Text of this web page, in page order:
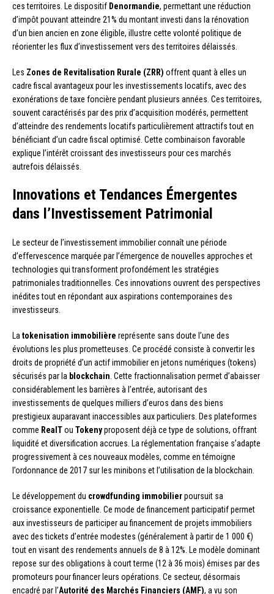
ces territoires. Le dispositif Denormandie, permettant une réduction
d’impôt pouvant atteindre 21% du montant investi dans la rénovation
d’un bien ancien en zone éligible, illustre cette volonté politique de
réorienter les flux d’investissement vers des territoires délaissés.
Les Zones de Revitalisation Rurale (ZRR) offrent quant à elles un
cadre fiscal avantageux pour les investissements locatifs, avec des
exonérations de taxe foncière pendant plusieurs années. Ces territoires,
souvent caractérisés par des prix d’acquisition modérés, permettent
d’atteindre des rendements locatifs particulièrement attractifs tout en
bénéficiant d’un cadre fiscal optimisé. Cette combinaison favorable
explique l’intérêt croissant des investisseurs pour ces marchés
autrefois délaissés.
Innovations et Tendances Émergentes
dans l’Investissement Patrimonial
Le secteur de l’investissement immobilier connaît une période
d’effervescence marquée par l’émergence de nouvelles approches et
technologies qui transforment profondément les stratégies
patrimoniales traditionnelles. Ces innovations ouvrent des perspectives
inédites tout en répondant aux aspirations contemporaines des
investisseurs.
Latokenisation immobilière représente sans doute l’une des
évolutions les plus prometteuses. Ce procédé consiste à convertir les
droits de propriété d’un actif immobilier en jetons numériques (tokens)
sécurisés par la blockchain. Cette fractionnalisation permet d’abaisser
considérablement les barrières à l’entrée, autorisant des
investissements de quelques milliers d’euros dans des biens
prestigieux auparavant inaccessibles aux particuliers. Des plateformes
comme RealTou Tokenyproposent déjà ce type de solutions, offrant
liquidité et diversification accrues. La réglementation française s’adapte
progressivement à ces nouveaux modèles, comme en témoigne
l’ordonnance de 2017 sur les minibons et l’utilisation de la blockchain.
Le développement du crowdfunding immobilierpoursuit sa
croissance exponentielle. Ce mode de financement participatif permet
aux investisseurs de participer au financement de projets immobiliers
avec des tickets d’entrée modestes (généralement à partir de 1 000 €)
tout en visant des rendements annuels de 8 à 12%. Le modèle dominant
repose sur des obligations à court terme (12 à 36 mois) émises par des
promoteurs pour financer leurs opérations. Ce secteur, désormais
encadré par l’Autorité des Marchés Financiers (AMF), a vu son